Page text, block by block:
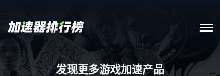
发现更多游戏加速产品